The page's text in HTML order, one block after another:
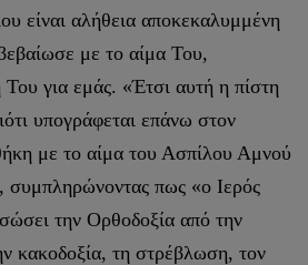
είναι αλήθεια αποκεκαλυμμένη
με το αίμα Του,
για εμάς. «Έτσι αυτή η πίστη
υπογράφεται επάνω στον
με το αίμα του Ασπίλου Αμνού
πως «ο Ιερός
την Ορθοδοξία από την
κακοδοξία, τη στρέβλωση, τον